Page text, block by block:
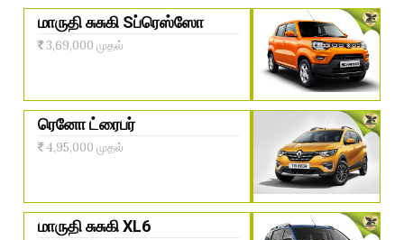
மாருதி சுசுகி Sப்ரெஸ்ஸோ
3,69,000 முதல்
ரெனோ ட்ரைபர்
4,95,000 முதல்
மாருதி சுசுகி XL6